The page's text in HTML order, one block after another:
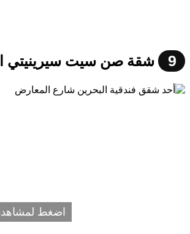
9 شقة صن سيت سيرينيتي
اضغط